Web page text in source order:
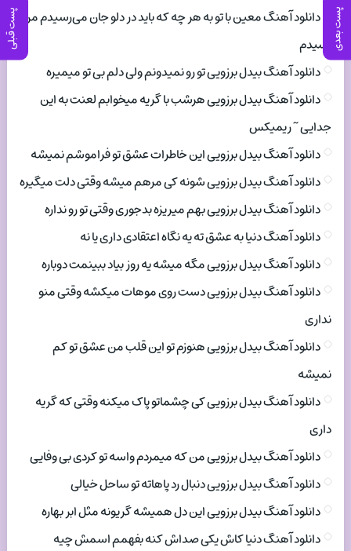
پست بعدی پست قبلی دانلود آهنگ معین با تو به هر چه که باید در دلو جان می‌رسیدم من
رسیدم
دانلود آهنگ بیدل برزویی تو رو نمیدونم ولی دلم بی تو میمیره
دانلود آهنگ بیدل برزویی هرشب با گریه میخوابم لعنت به این
جدایی ~ ریمیکس
دانلود آهنگ بیدل برزویی این خاطرات عشق تو فراموشم نمیشه
دانلود آهنگ بیدل برزویی شونه کی مرهم میشه وقتی دلت میگیره
دانلود آهنگ بیدل برزویی بهم میریزه بدجوری وقتی تو رو نداره
دانلود آهنگ دنیا به عشق ته یه نگاه اعتقادی داری یا نه
دانلود آهنگ بیدل برزویی مگه میشه یه روز بیاد ببینمت دوباره
دانلود آهنگ بیدل برزویی دست روی موهات میکشه وقتی منو
نداری
دانلود آهنگ بیدل برزویی هنوزم تو این قلب من عشق تو کم
نمیشه
دانلود آهنگ بیدل برزویی کی چشماتو پاک میکنه وقتی که گریه
داری
دانلود آهنگ بیدل برزویی من که میمردم واسه تو کردی بی وفایی
دانلود آهنگ بیدل برزویی دنبال رد پاهاته تو ساحل خیالی
دانلود آهنگ بیدل برزویی این دل همیشه گریونه مثل ابر بهاره
دانلود آهنگ دنیا کاش یکی صداش کنه بفهمم اسمش چیه